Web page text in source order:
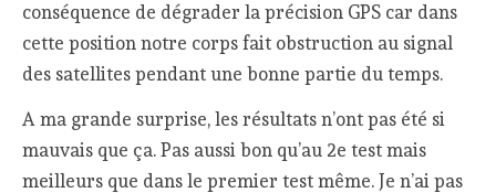
conséquence de dégrader la précision GPS car dans
cette position notre corps fait obstruction au signal
des satellites pendant une bonne partie du temps.
A ma grande surprise, les résultats n’ont pas été si
mauvais que ça. Pas aussi bon qu’au 2e test mais
meilleurs que dans le premier test même. Je n’ai pas